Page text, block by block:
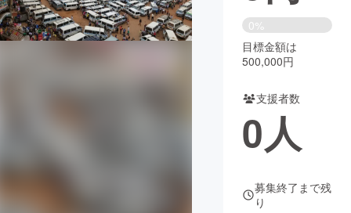
ビジネス・起業 チャレンジ
まちづくり・地域活性化
CAMPFIRE Creation
コミュニティ
0%
目標金額は
500,000円
支援者数
0人
募集終了まで残
り